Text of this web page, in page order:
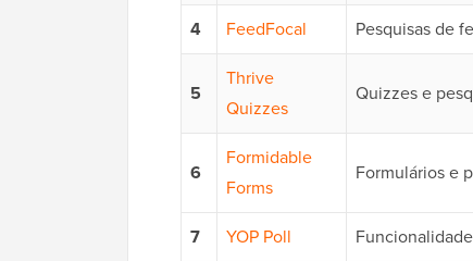
4 FeedFocal Pesquisas de
5
Thrive
Quizzes
Quizzes e
6
Formidable
Forms
Formulários e
7 YOP Poll